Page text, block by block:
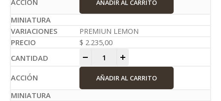
AÑADIR AL CARRITO
PREMIUN LEMON
$ 2.235,00
AÑADIR AL CARRITO